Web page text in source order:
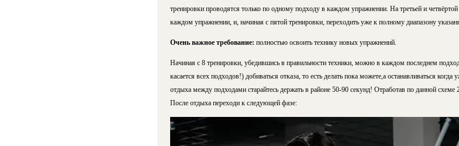
тренировки проводятся только по одному подходу в каждом упражнении. На третьей и
каждом упражнении, и, начиная с пятой тренировки, переходить уже к полному диапазону
Очень важное требование: полностью освоить технику новых упражнений.
Начиная с 8 тренировки, убедившись в правильности техники, можно в каждом последнем
касается всех подходов!) добиваться отказа, то есть делать пока можете,а останавливаться
отдыха между подходами старайтесь держать в районе 50-90 секунд! Отработав по данной
После отдыха переходи к следующей фазе: